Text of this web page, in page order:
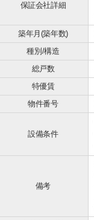
保証会社詳細
築年月(築年数)
種別/構造
総戸数
特優賃
物件番号
設備条件
備考